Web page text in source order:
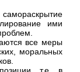
ими
все меры
моральных
т.е. в